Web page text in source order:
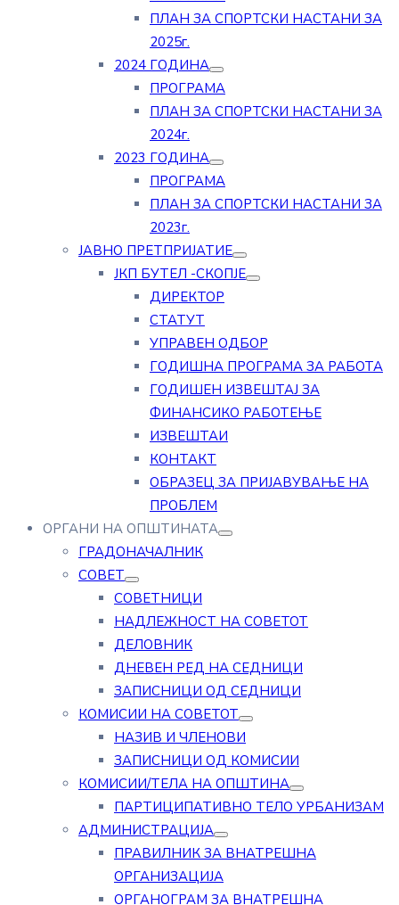
ПЛАН ЗА СПОРТСКИ НАСТАНИ ЗА
2025г.
2024 ГОДИНА
ПРОГРАМА
ПЛАН ЗА СПОРТСКИ НАСТАНИ ЗА
2024г.
2023 ГОДИНА
ПРОГРАМА
ПЛАН ЗА СПОРТСКИ НАСТАНИ ЗА
2023г.
ЈАВНО ПРЕТПРИЈАТИЕ
ЈКП БУТЕЛ -СКОПЈЕ
ДИРЕКТОР
СТАТУТ
УПРАВЕН ОДБОР
ГОДИШНА ПРОГРАМА ЗА РАБОТА
ГОДИШЕН ИЗВЕШТАЈ ЗА
ФИНАНСИКО РАБОТЕЊЕ
ИЗВЕШТАИ
КОНТАКТ
ОБРАЗЕЦ ЗА ПРИЈАВУВАЊЕ НА
ПРОБЛЕМ
ОРГАНИ НА ОПШТИНАТА
ГРАДОНАЧАЛНИК
СОВЕТ
СОВЕТНИЦИ
НАДЛЕЖНОСТ НА СОВЕТОТ
ДЕЛОВНИК
ДНЕВЕН РЕД НА СЕДНИЦИ
ЗАПИСНИЦИ ОД СЕДНИЦИ
КОМИСИИ НА СОВЕТОТ
НАЗИВ И ЧЛЕНОВИ
ЗАПИСНИЦИ ОД КОМИСИИ
КОМИСИИ/ТЕЛА НА ОПШТИНА
ПАРТИЦИПАТИВНО ТЕЛО УРБАНИЗАМ
АДМИНИСТРАЦИЈА
ПРАВИЛНИК ЗА ВНАТРЕШНА
ОРГАНИЗАЦИЈА
ОРГАНОГРАМ ЗА ВНАТРЕШНА